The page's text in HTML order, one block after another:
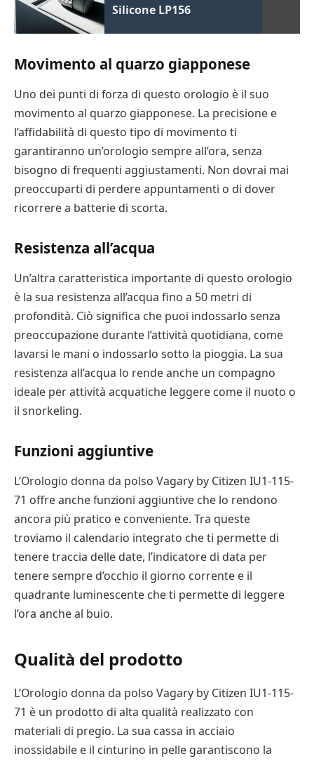
Silicone LP156
Movimento al quarzo giapponese
Uno dei punti di forza di questo orologio è il suo
movimento al quarzo giapponese. La precisione e
l’affidabilità di questo tipo di movimento ti
garantiranno un’orologio sempre all’ora, senza
bisogno di frequenti aggiustamenti. Non dovrai mai
preoccuparti di perdere appuntamenti o di dover
ricorrere a batterie di scorta.
Resistenza all’acqua
Un’altra caratteristica importante di questo orologio
è la sua resistenza all’acqua fino a 50 metri di
profondità. Ciò significa che puoi indossarlo senza
preoccupazione durante l’attività quotidiana, come
lavarsi le mani o indossarlo sotto la pioggia. La sua
resistenza all’acqua lo rende anche un compagno
ideale per attività acquatiche leggere come il nuoto o
il snorkeling.
Funzioni aggiuntive
L’Orologio donna da polso Vagary by Citizen IU1-115-
71 offre anche funzioni aggiuntive che lo rendono
ancora più pratico e conveniente. Tra queste
troviamo il calendario integrato che ti permette di
tenere traccia delle date, l’indicatore di data per
tenere sempre d’occhio il giorno corrente e il
quadrante luminescente che ti permette di leggere
l’ora anche al buio.
Qualità del prodotto
L’Orologio donna da polso Vagary by Citizen IU1-115-
71 è un prodotto di alta qualità realizzato con
materiali di pregio. La sua cassa in acciaio
inossidabile e il cinturino in pelle garantiscono la